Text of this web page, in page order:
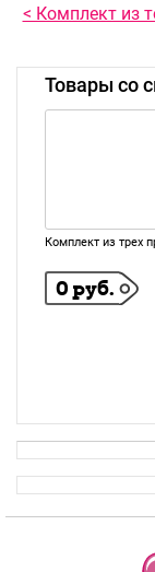
< Комплект из
Товары со
Комплект из трех
0 руб.